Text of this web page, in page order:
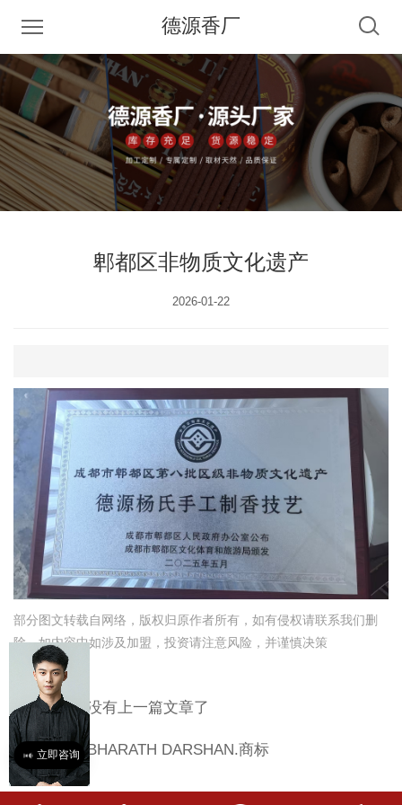
德源香厂
郫都区非物质文化遗产
2026-01-22
部分图文转载自网络，版权归原作者所有，如有侵权请联系我们删
除。如内容中如涉及加盟，投资请注意风险，并谨慎决策
上一篇 没有上一篇文章了
下一篇 BHARATH DARSHAN.商标
立即咨询